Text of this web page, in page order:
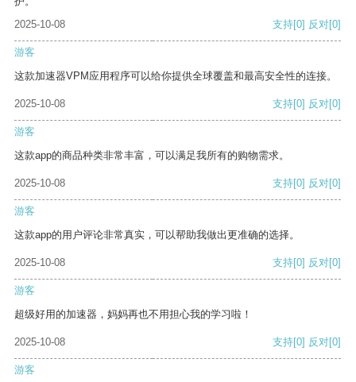
2025-10-08
支持[0] 反对[0]
游客
这款加速器VPM应用程序可以给你提供全球覆盖和最高安全性的连接。
2025-10-08 支持[0] 反对[0]
游客
这款app的商品种类非常丰富，可以满足我所有的购物需求。
2025-10-08 支持[0] 反对[0]
游客
这款app的用户评论非常真实，可以帮助我做出更准确的选择。
2025-10-08 支持[0] 反对[0]
游客
超级好用的加速器，妈妈再也不用担心我的学习啦！
2025-10-08 支持[0] 反对[0]
游客